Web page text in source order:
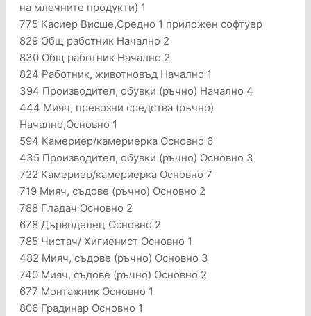
на млечните продукти) 1
775 Касиер Висше,Средно 1 приложен софтуер
829 Общ работник Начално 2
830 Общ работник Начално 2
824 Работник, животновъд Начално 1
394 Производител, обувки (ръчно) Начално 4
444 Мияч, превозни средства (ръчно)
Начално,Основно 1
594 Камериер/камериерка Основно 6
435 Производител, обувки (ръчно) Основно 3
722 Камериер/камериерка Основно 7
719 Мияч, съдове (ръчно) Основно 2
788 Гладач Основно 2
678 Дърводелец Основно 2
785 Чистач/ Хигиенист Основно 1
482 Мияч, съдове (ръчно) Основно 3
740 Мияч, съдове (ръчно) Основно 2
677 Монтажник Основно 1
806 Градинар Основно 1